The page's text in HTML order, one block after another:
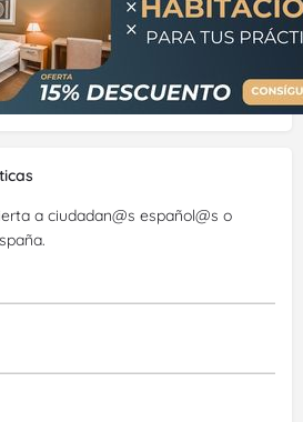
a ciudadan@s español@s o